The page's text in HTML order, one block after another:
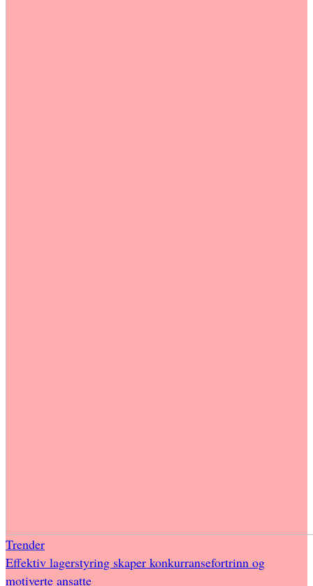
Trender
Effektiv lagerstyring skaper konkurransefortrinn og
motiverte ansatte